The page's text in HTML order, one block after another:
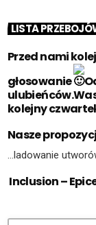
LISTA
Przed nami
głosowanie
kolejny
Nasze
…ladowanie
Inclusion –